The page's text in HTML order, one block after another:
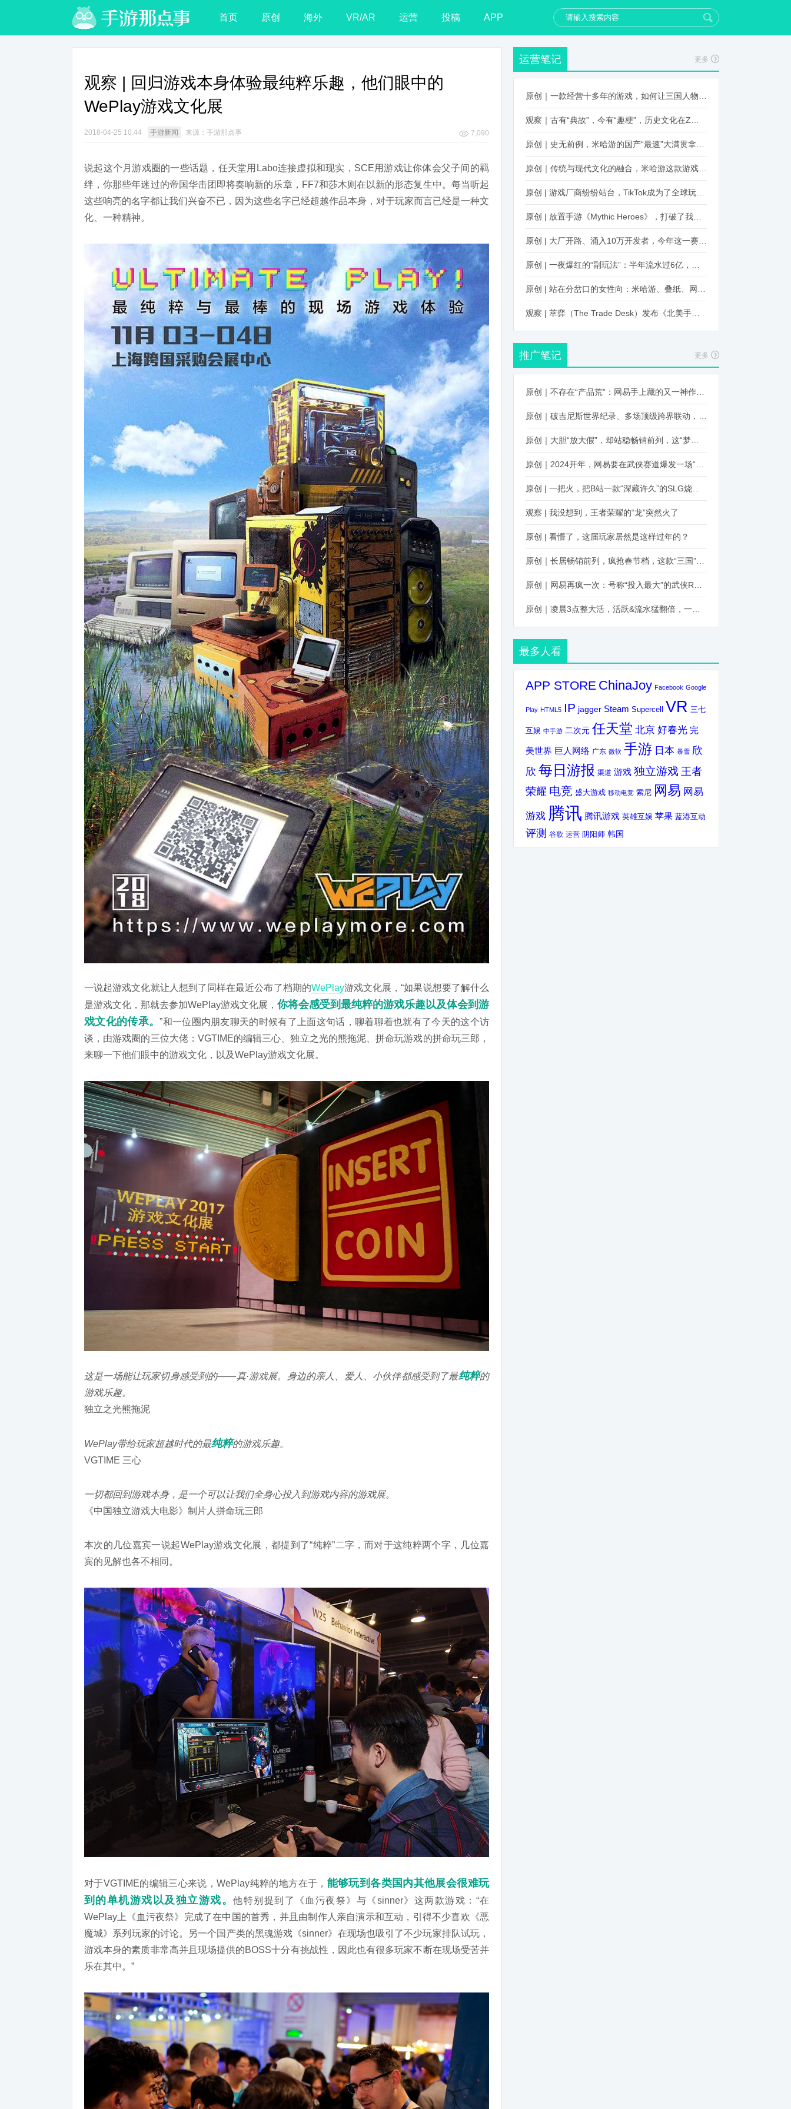
首页 原创 海外 VR/AR 运营 投稿 APP
观察 | 回归游戏本身体验最纯粹乐趣，他们眼中的
WePlay游戏文化展
2018-04-25 10:44 手游新闻 来源：手游那点事 7,090
说起这个月游戏圈的一些话题，任天堂用Labo连接虚拟和现实，SCE用游戏让你体会父子间的羁
绊，你那些年迷过的帝国华击团即将奏响新的乐章，FF7和莎木则在以新的形态复生中。每当听起
这些响亮的名字都让我们兴奋不已，因为这些名字已经超越作品本身，对于玩家而言已经是一种文
化、一种精神。
一说起游戏文化就让人想到了同样在最近公布了档期的WePlay游戏文化展，“如果说想要了解什么
是游戏文化，那就去参加WePlay游戏文化展，你将会感受到最纯粹的游戏乐趣以及体会到游
戏文化的传承。”和一位圈内朋友聊天的时候有了上面这句话，聊着聊着也就有了今天的这个访
谈，由游戏圈的三位大佬：VGTIME的编辑三心、独立之光的熊拖泥、拼命玩游戏的拼命玩三郎，
来聊一下他们眼中的游戏文化，以及WePlay游戏文化展。
这是一场能让玩家切身感受到的——真·游戏展。身边的亲人、爱人、小伙伴都感受到了最纯粹的
游戏乐趣。
独立之光熊拖泥
WePlay带给玩家超越时代的最纯粹的游戏乐趣。
VGTIME 三心
一切都回到游戏本身，是一个可以让我们全身心投入到游戏内容的游戏展。
《中国独立游戏大电影》制片人拼命玩三郎
本次的几位嘉宾一说起WePlay游戏文化展，都提到了“纯粹”二字，而对于这纯粹两个字，几位嘉
宾的见解也各不相同。
对于VGTIME的编辑三心来说，WePlay纯粹的地方在于， 能够玩到各类国内其他展会很难玩
到的单机游戏以及独立游戏。他特别提到了《血污夜祭》与《sinner》这两款游戏：“在
WePlay上《血污夜祭》完成了在中国的首秀，并且由制作人亲自演示和互动，引得不少喜欢《恶
魔城》系列玩家的讨论。另一个国产类的黑魂游戏《sinner》在现场也吸引了不少玩家排队试玩，
游戏本身的素质非常高并且现场提供的BOSS十分有挑战性，因此也有很多玩家不断在现场受苦并
乐在其中。”
运营笔记 更多
推广笔记 更多
观察 | 我没想到，王者荣耀的“龙”突然火了
原创 | 看懵了，这届玩家居然是这样过年的？
最多人看
APP STORE ChinaJoy Facebook Google
Play HTML5 IP jagger Steam Supercell VR 三七
互娱 中手游 二次元 任天堂 北京 好春光 完
美世界 巨人网络 广东 微软 手游 日本 暴雪 欣
欣 每日游报 渠道 游戏 独立游戏 王者
荣耀 电竞 盛大游戏 移动电竞 索尼 网易 网易
游戏 腾讯 腾讯游戏 英雄互娱 苹果 蓝港互动
评测 谷歌 运营 阴阳师 韩国